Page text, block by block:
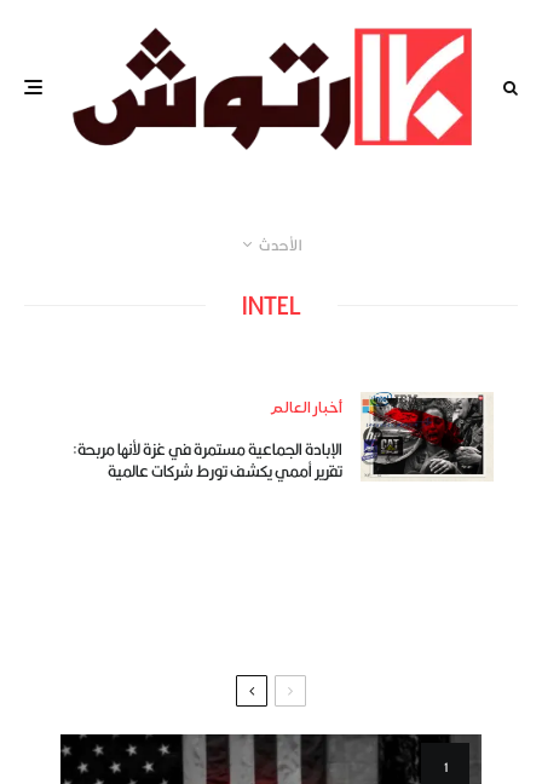
الأحدث
INTEL
أخبار العالم
الإبادة الجماعية مستمرة في غزة لأنها مربحة:
تقرير أممي يكشف تورط شركات عالمية